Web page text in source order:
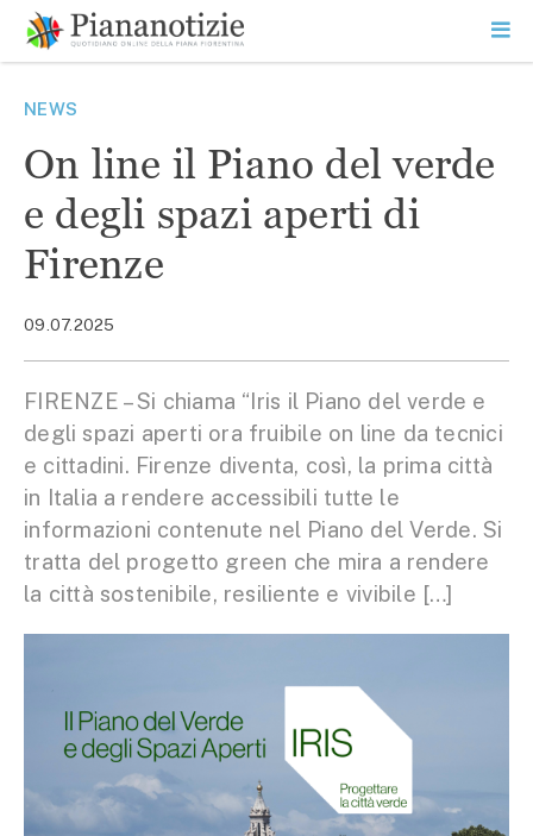
contenuto
SEARCH
NEWS
On line il Piano del verde
e degli spazi aperti di
Firenze
09.07.2025
FIRENZE – Si chiama “Iris il Piano del verde e
degli spazi aperti ora fruibile on line da tecnici
e cittadini. Firenze diventa, così, la prima città
in Italia a rendere accessibili tutte le
informazioni contenute nel Piano del Verde. Si
tratta del progetto green che mira a rendere
la città sostenibile, resiliente e vivibile […]